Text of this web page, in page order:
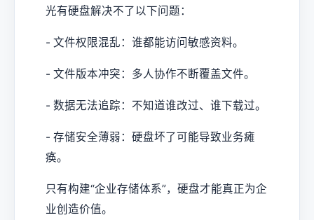
光有硬盘解决不了以下问题：
- 文件权限混乱：谁都能访问敏感资料。
- 文件版本冲突：多人协作不断覆盖文件。
- 数据无法追踪：不知道谁改过、谁下载过。
- 存储安全薄弱：硬盘坏了可能导致业务瘫
痪。
只有构建“企业存储体系”，硬盘才能真正为企
业创造价值。